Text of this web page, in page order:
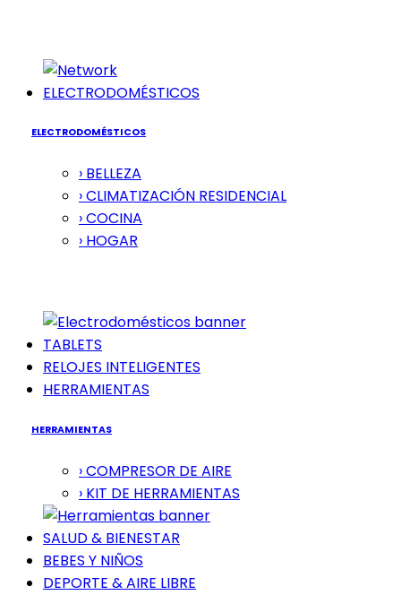
ELECTRODOMÉSTICOS
ELECTRODOMÉSTICOS
› BELLEZA
› CLIMATIZACIÓN RESIDENCIAL
› COCINA
› HOGAR
TABLETS
RELOJES INTELIGENTES
HERRAMIENTAS
HERRAMIENTAS
› COMPRESOR DE AIRE
› KIT DE HERRAMIENTAS
SALUD & BIENESTAR
BEBES Y NIÑOS
DEPORTE & AIRE LIBRE